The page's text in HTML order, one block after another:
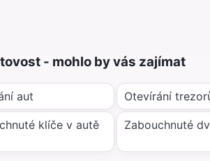
- mohlo by vás zajímat
aut Otevírání
klíče v autě Zabouchnuté